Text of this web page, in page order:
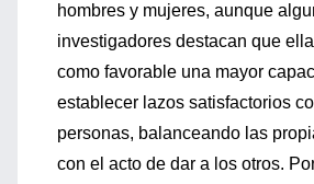
hombres y mujeres, aunque
investigadores destacan que
como favorable una mayor
establecer lazos satisfactorios
personas, balanceando las
con el acto de dar a los otros.